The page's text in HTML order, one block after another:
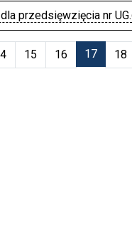
przedsięwzięcia nr
15 16 17 18